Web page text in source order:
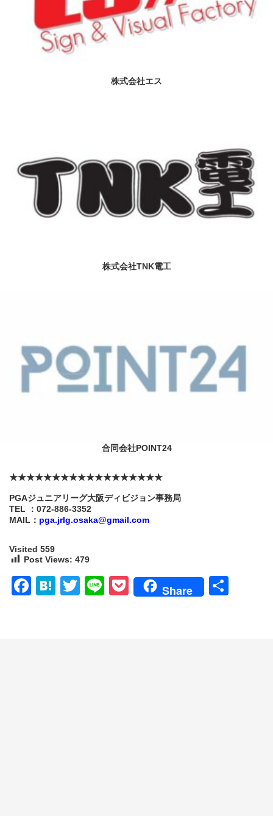
株式会社エス
株式会社TNK電工
合同会社POINT24
★★★★★★★★★★★★★★★★★★
PGAジュニアリーグ大阪ディビジョン事務局
TEL ：072-886-3352
MAIL： pga.jrlg.osaka@gmail.com
Visited 559
Post Views: 479
Facebook
Hatena
Twitter
LinePocket
Share